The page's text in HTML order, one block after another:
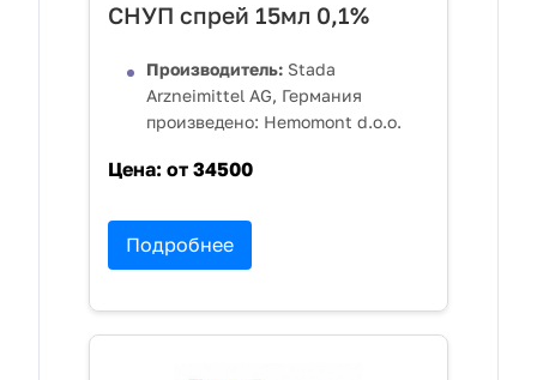
СНУП спрей 15мл 0,1%
Производитель: Stada
Arzneimittel AG, Германия
произведено: Hemomont d.o.o.
Цена: от 34500
Подробнее